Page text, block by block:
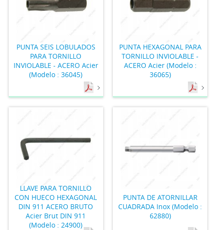
PUNTA SEIS LOBULADOS
PARA TORNILLO
INVIOLABLE - ACERO Acier
(Modelo : 36045)
PUNTA HEXAGONAL PARA
TORNILLO INVIOLABLE -
ACERO Acier (Modelo :
36065)
LLAVE PARA TORNILLO
CON HUECO HEXAGONAL
DIN 911 ACERO BRUTO
Acier Brut DIN 911
(Modelo : 24900)
PUNTA DE ATORNILLAR
CUADRADA Inox (Modelo :
62880)